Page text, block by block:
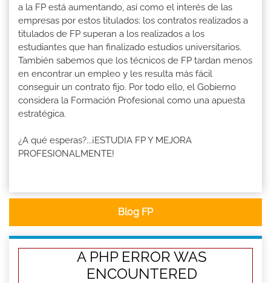
a la FP está aumentando, así como el interés de las
empresas por estos titulados: los contratos realizados a
titulados de FP superan a los realizados a los
estudiantes que han finalizado estudios universitarios.
También sabemos que los técnicos de FP tardan menos
en encontrar un empleo y les resulta más fácil
conseguir un contrato fijo. Por todo ello, el Gobierno
considera la Formación Profesional como una apuesta
estratégica.
¿A qué esperas?...¡ESTUDIA FP Y MEJORA
PROFESIONALMENTE!
Blog FP
A PHP ERROR WAS
ENCOUNTERED